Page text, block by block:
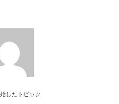
したトピック